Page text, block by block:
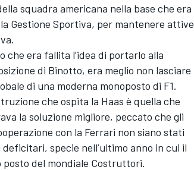
squadra americana nella base che era
Gestione Sportiva, per mantenere attive
che era fallita l’idea di portarlo alla
di Binotto, era meglio non lasciare
di una moderna monoposto di F1.
che ospita la Haas è quella che
la soluzione migliore, peccato che gli
con la Ferrari non siano stati
specie nell’ultimo anno in cui il
posto del mondiale Costruttori.